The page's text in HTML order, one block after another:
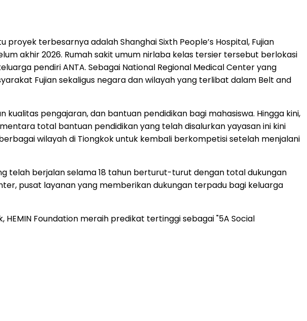
terbesarnya adalah Shanghai Sixth People’s Hospital, Fujian
akhir 2026. Rumah sakit umum nirlaba kelas tersier tersebut berlokasi
pendiri ANTA. Sebagai National Regional Medical Center yang
Fujian sekaligus negara dan wilayah yang terlibat dalam Belt and
pengajaran, dan bantuan pendidikan bagi mahasiswa. Hingga kini,
total bantuan pendidikan yang telah disalurkan yayasan ini kini
wilayah di Tiongkok untuk kembali berkompetisi setelah menjalani
telah berjalan selama 18 tahun berturut-turut dengan total dukungan
pusat layanan yang memberikan dukungan terpadu bagi keluarga
Foundation meraih predikat tertinggi sebagai "5A Social